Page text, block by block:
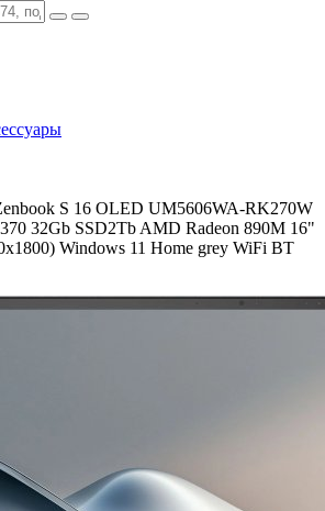
S 16 OLED UM5606WA-RK270W
32Gb SSD2Tb AMD Radeon 890M 16"
Windows 11 Home grey WiFi BT